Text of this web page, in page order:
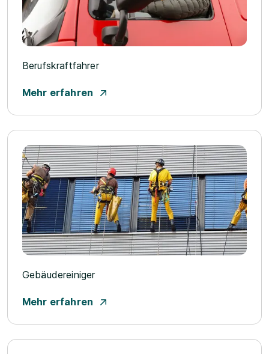
Berufskraftfahrer
Mehr erfahren
Gebäudereiniger
Mehr erfahren